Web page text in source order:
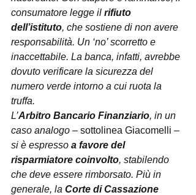
consumatore legge il rifiuto
dell’istituto, che sostiene di non avere
responsabilità. Un ‘no’ scorretto e
inaccettabile. La banca, infatti, avrebbe
dovuto verificare la sicurezza del
numero verde intorno a cui ruota la
truffa.
L’Arbitro Bancario Finanziario, in un
caso analogo – sottolinea Giacomelli –
si è espresso a favore del
risparmiatore coinvolto, stabilendo
che deve essere rimborsato. Più in
generale, la Corte di Cassazione